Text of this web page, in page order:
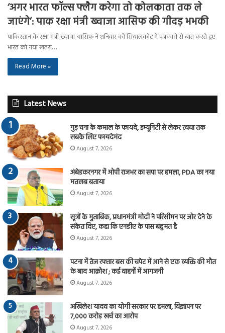
‘अगर भारत फॉल्स फ्लैग करेगा तो कोलकाता तक ले
जाएंगे’: पाक रक्षा मंत्री ख्वाजा आसिफ की गीदड़ भभकी
पाकिस्तान के रक्षा मंत्री ख्वाजा आसिफ ने शनिवार को सियालकोट में पत्रकारों से बात करते हुए
भारत को नया खतरा…
Read More »
Latest News
गुड़ चना के कमाल के फायदे, इम्यूनिटी से लेकर त्वचा तक
सबके लिए फायदेमंद
August 7, 2026
अंबेडकरनगर में ओपी राजभर का सपा पर हमला, PDA का नया
मतलब बताया
August 7, 2026
सूत्रों के मुताबिक, प्रधानमंत्री मोदी ने परिसीमन पर जोर देने के
संकेत दिए, कहा कि एनडीए के पास बहुमत है
August 7, 2026
पटना में तेज रफ्तार बस की चपेट में आने से एक व्यक्ति की मौत
के बाद आक्रोश ; कई वाहनों में आगजनी
August 7, 2026
अखिलेश यादव का योगी सरकार पर हमला, विज्ञापन पर
7,000 करोड़ खर्च का आरोप
August 7, 2026